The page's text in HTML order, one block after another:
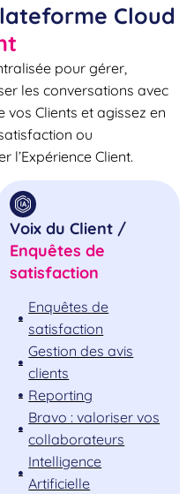
Cloud
pour gérer,
les conversations avec
vos Clients et agissez en
ou
l’Expérience Client.
Voix du Client /
Enquêtes de
satisfaction
Enquêtes de
satisfaction
Gestion des avis
clients
Reporting
Bravo : valoriser vos
collaborateurs
Intelligence
Artificielle